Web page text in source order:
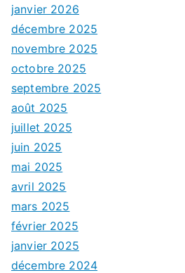
janvier 2026
décembre 2025
novembre 2025
octobre 2025
septembre 2025
août 2025
juillet 2025
juin 2025
mai 2025
avril 2025
mars 2025
février 2025
janvier 2025
décembre 2024